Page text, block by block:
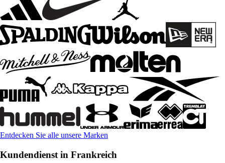
Entdecken Sie alle unsere Marken
Kundendienst in Frankreich